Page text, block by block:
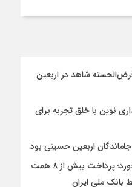
شاهد در اربعین
نوین با خلق تجربه برای
اربعین حسینی بود
در چهار ماه نخست ۱۴۰۵ رقم خورد؛ پرداخت بیش از ۸ همت
بانک ملی ایران